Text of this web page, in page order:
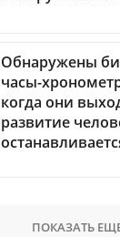
Обнаружены
часы-
когда они
развитие
ПОКАЗАТЬ